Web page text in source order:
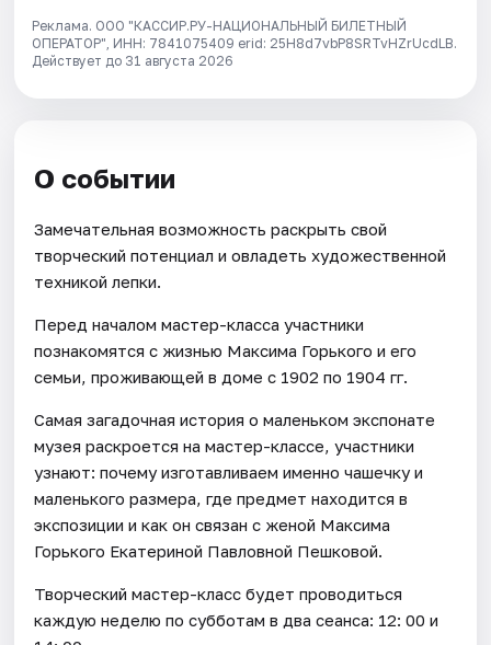
Реклама. ООО "КАССИР.РУ-НАЦИОНАЛЬНЫЙ БИЛЕТНЫЙ
ОПЕРАТОР", ИНН: 7841075409 erid: 25H8d7vbP8SRTvHZrUcdLB.
Действует до 31 августа 2026
О событии
Замечательная возможность раскрыть свой
творческий потенциал и овладеть художественной
техникой лепки.
Перед началом мастер-класса участники
познакомятся с жизнью Максима Горького и его
семьи, проживающей в доме с 1902 по 1904 гг.
Самая загадочная история о маленьком экспонате
музея раскроется на мастер-классе, участники
узнают: почему изготавливаем именно чашечку и
маленького размера, где предмет находится в
экспозиции и как он связан с женой Максима
Горького Екатериной Павловной Пешковой.
Творческий мастер-класс будет проводиться
каждую неделю по субботам в два сеанса: 12: 00 и